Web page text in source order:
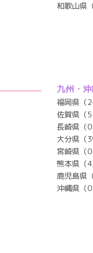
和歌山県
九州・
福岡県（
佐賀県（5
長崎県（0
大分県（
宮崎県（0
熊本県（
鹿児島県
沖縄県（0